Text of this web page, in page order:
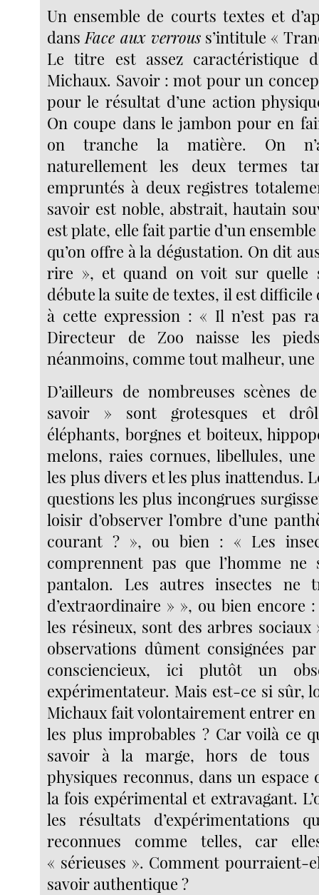
Un ensemble de courts textes et
dansFace aux verrouss’intitule «
Le titre est assez caractéristique
Michaux. Savoir : mot pour un
pour le résultat d’une action
On coupe dans le jambon pour en
on tranche la matière. On
naturellement les deux termes
empruntés à deux registres
savoir est noble, abstrait, hautain
est plate, elle fait partie d’un
qu’on offre à la dégustation. On dit
rire », et quand on voit sur quelle
débute la suite de textes, il est difficile
à cette expression : « Il n’est pas
Directeur de Zoo naisse les
néanmoins, comme tout malheur,
D’ailleurs de nombreuses scènes
savoir » sont grotesques et
éléphants, borgnes et boiteux,
melons, raies cornues, libellules,
les plus divers et les plus inattendus.
questions les plus incongrues
loisir d’observer l’ombre d’une
courant ? », ou bien : « Les
comprennent pas que l’homme ne
pantalon. Les autres insectes ne
d’extraordinaire » », ou bien encore
les résineux, sont des arbres sociaux
observations dûment consignées
consciencieux, ici plutôt un
expérimentateur. Mais est-ce si sûr,
Michaux fait volontairement entrer
les plus improbables ? Car voilà ce
savoir à la marge, hors de tous
physiques reconnus, dans un espace
la fois expérimental et extravagant.
les résultats d’expérimentations
reconnues comme telles, car
« sérieuses ». Comment pourraient-
savoir authentique ?